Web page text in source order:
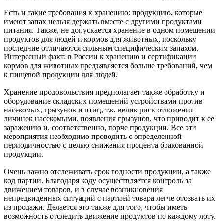
Есть и такие требования к хранению: продукцию, которые
имеют запах нельзя держать вместе с другими продуктами
питания. Также, не допускается хранение в одном помещении
продуктов для людей и кормов для животных, поскольку
последние отличаются сильным специфическим запахом.
Интересный факт: в России к хранению и сертификации
кормов для животных предъявляется больше требований, чем
к пищевой продукции для людей.
Хранение продовольствия предполагает также обработку и
оборудование складских помещений устройствами против
насекомых, грызунов и птиц, т.к. велик риск отложения
личинок насекомыми, появления грызунов, что приводит к ее
заражению и, соответственно, порче продукции. Все эти
мероприятия необходимо проводить с определенной
периодичностью с целью снижения процента бракованной
продукции.
Очень важно отслеживать срок годности продукции, а также
код партии. Благодаря коду осуществляется контроль за
движением товаров, и в случае возникновения
непредвиденных ситуаций с партией товара легче отозвать их
из продажи. Делается это также для того, чтобы иметь
возможность отследить движение продуктов по каждому лоту.